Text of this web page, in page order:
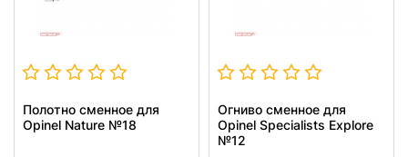
Полотно сменное для
Opinel Nature №18
Огниво сменное для
Opinel Specialists Explore
№12